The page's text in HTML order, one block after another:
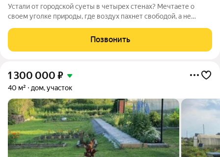
Устали от городской суеты в четырех стенах? Мечтаете о
своем уголке природы, где воздух пахнет свободой, а не
вашей загородной истории в черте Искитима! Главное здесь
ЦЕЛИНА ВОЗМОЖНОСТЕЙ на
Позвонить
1 300 000 ₽
40 м² дом, участок